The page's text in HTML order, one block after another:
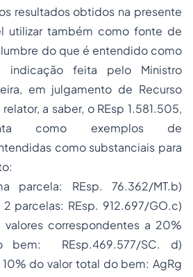
resultados obtidos na presente
utilizar também como fonte de
do que é entendido como
indicação feita pelo Ministro
em julgamento de Recurso
a saber, o REsp 1.581.505,
como exemplos de
como substanciais para
parcela: REsp. 76.362/MT.b)
parcelas: REsp. 912.697/GO.c)
correspondentes a 20%
REsp.469.577/SC. d)
do valor total do bem: AgRg